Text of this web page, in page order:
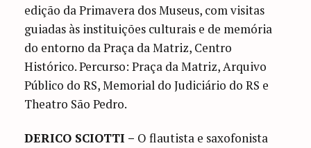
edição da Primavera dos Museus, com visitas
guiadas às instituições culturais e de memória
do entorno da Praça da Matriz, Centro
Histórico. Percurso: Praça da Matriz, Arquivo
Público do RS, Memorial do Judiciário do RS e
Theatro São Pedro.
DERICO SCIOTTI – O flautista e saxofonista